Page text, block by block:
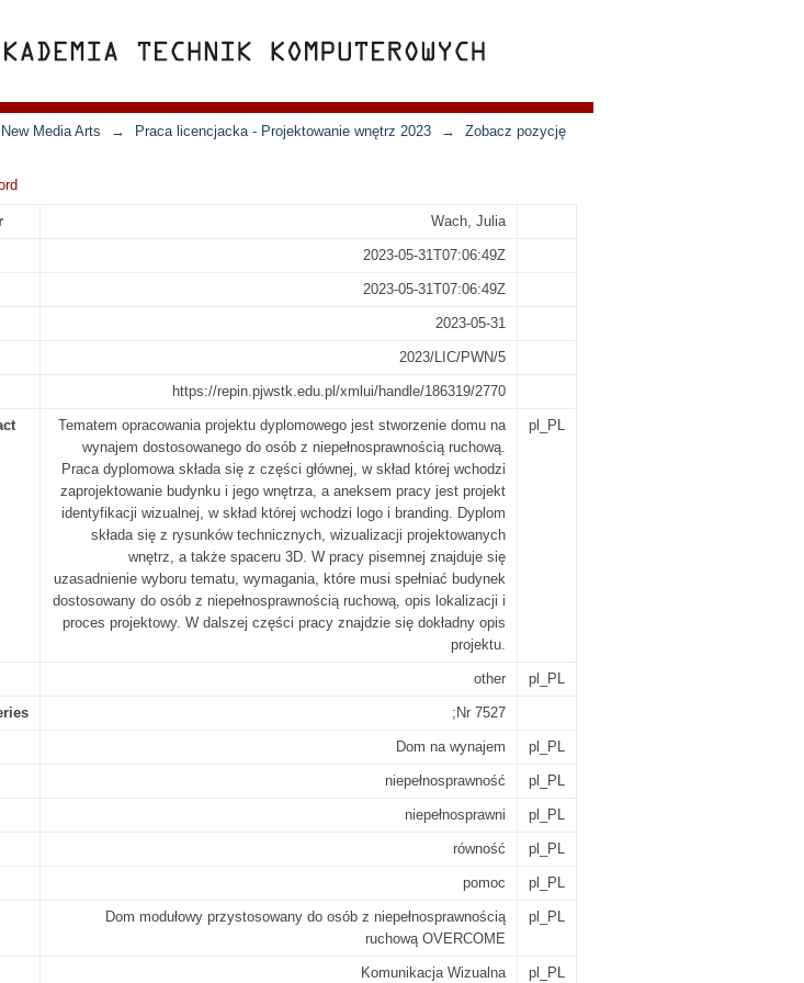
Media Arts → Praca licencjacka - Projektowanie wnętrz 2023 → Zobacz pozycję
Wach, Julia
2023-05-31T07:06:49Z
2023-05-31T07:06:49Z
2023-05-31
2023/LIC/PWN/5
https://repin.pjwstk.edu.pl/xmlui/handle/186319/2770
Tematem opracowania projektu dyplomowego jest stworzenie domu na
wynajem dostosowanego do osób z niepełnosprawnością ruchową.
Praca dyplomowa składa się z części głównej, w skład której wchodzi
zaprojektowanie budynku i jego wnętrza, a aneksem pracy jest projekt
identyfikacji wizualnej, w skład której wchodzi logo i branding. Dyplom
składa się z rysunków technicznych, wizualizacji projektowanych
wnętrz, a także spaceru 3D. W pracy pisemnej znajduje się
uzasadnienie wyboru tematu, wymagania, które musi spełniać budynek
dostosowany do osób z niepełnosprawnością ruchową, opis lokalizacji i
proces projektowy. W dalszej części pracy znajdzie się dokładny opis
projektu.
pl_PL
other pl_PL
;Nr 7527
Dom na wynajem pl_PL
niepełnosprawność pl_PL
niepełnosprawni pl_PL
równość pl_PL
pomoc pl_PL
Dom modułowy przystosowany do osób z niepełnosprawnością
ruchową OVERCOME
pl_PL
Komunikacja Wizualna pl_PL